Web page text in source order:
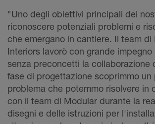
"Uno degli obiettivi principali dei
riconoscere potenziali problemi e
che emergano in cantiere. Il team di
Interiors lavorò con grande
senza preconcetti la collaborazione
fase di progettazione scoprimmo un
problema che potemmo risolvere in
con il team di Modular durante la
disegni e delle istruzioni per